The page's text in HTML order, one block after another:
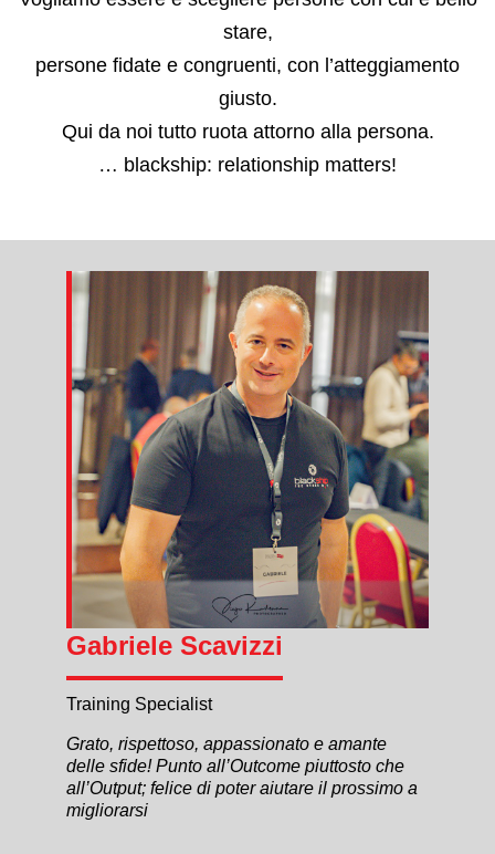
stare,
persone fidate e congruenti, con l’atteggiamento
giusto.
Qui da noi tutto ruota attorno alla persona.
… blackship: relationship matters!
Gabriele Scavizzi
Training Specialist
Grato, rispettoso, appassionato e amante
delle sfide! Punto all’Outcome piuttosto che
all’Output; felice di poter aiutare il prossimo a
migliorarsi